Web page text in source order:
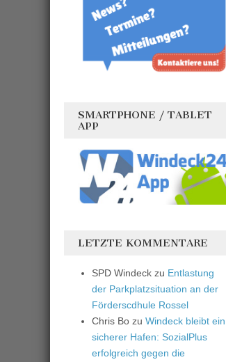
SMARTPHONE / TABLET
APP
LETZTE KOMMENTARE
SPD Windeck zu Entlastung
der Parkplatzsituation an der
Förderscdhule Rossel
Chris Bo zu Windeck bleibt ein
sicherer Hafen: SozialPlus
erfolgreich gegen die